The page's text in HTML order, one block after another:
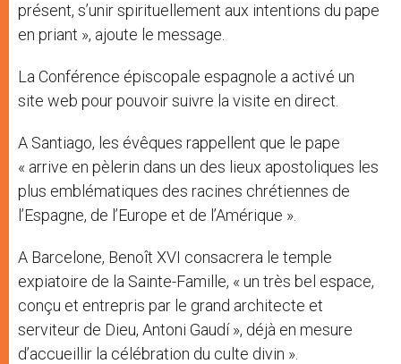
présent, s’unir spirituellement aux intentions du pape
en priant », ajoute le message.
La Conférence épiscopale espagnole a activé un
site web pour pouvoir suivre la visite en direct.
A Santiago, les évêques rappellent que le pape
« arrive en pèlerin dans un des lieux apostoliques les
plus emblématiques des racines chrétiennes de
l’Espagne, de l’Europe et de l’Amérique ».
A Barcelone, Benoît XVI consacrera le temple
expiatoire de la Sainte-Famille, « un très bel espace,
conçu et entrepris par le grand architecte et
serviteur de Dieu, Antoni Gaudí », déjà en mesure
d’accueillir la célébration du culte divin ».